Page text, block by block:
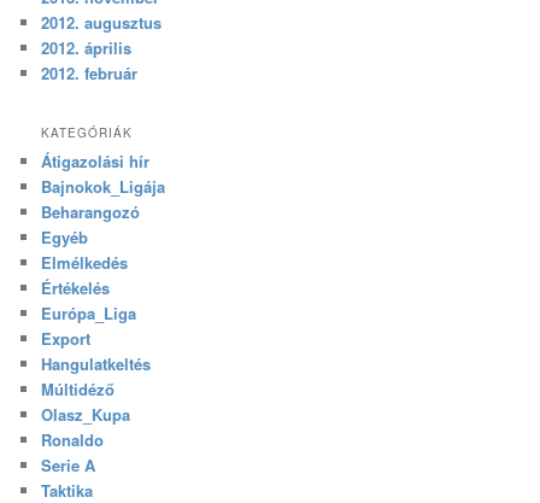
2012. augusztus
2012. április
2012. február
KATEGÓRIÁK
Átigazolási hír
Bajnokok_Ligája
Beharangozó
Egyéb
Elmélkedés
Értékelés
Európa_Liga
Export
Hangulatkeltés
Múltidéző
Olasz_Kupa
Ronaldo
Serie A
Taktika